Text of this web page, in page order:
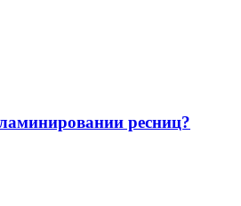
ресниц?